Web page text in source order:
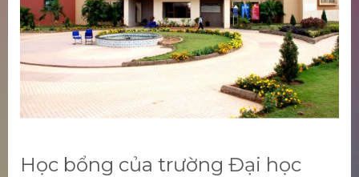
Học bổng của trường Đại học